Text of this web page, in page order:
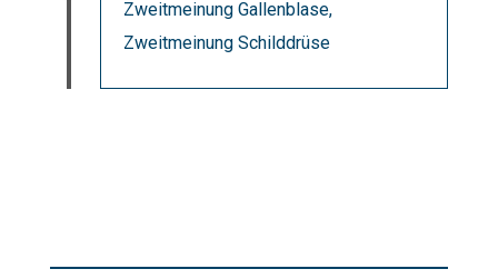
Zweitmeinung Gallenblase,
Zweitmeinung Schilddrüse